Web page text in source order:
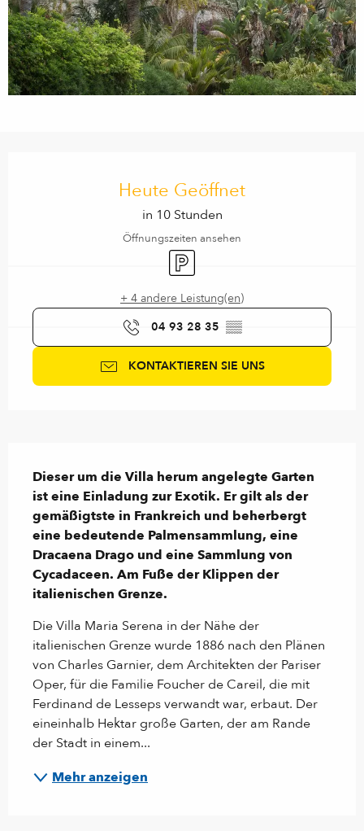
Heute Geöffnet
in 10 Stunden
Öffnungszeiten ansehen
Parkplatz
+ 4 andere Leistung(en)
04 93 28 35 ▒▒
KONTAKTIEREN SIE UNS
Dieser um die Villa herum angelegte Garten
ist eine Einladung zur Exotik. Er gilt als der
gemäßigtste in Frankreich und beherbergt
eine bedeutende Palmensammlung, eine
Dracaena Drago und eine Sammlung von
Cycadaceen. Am Fuße der Klippen der
italienischen Grenze.
Die Villa Maria Serena in der Nähe der
italienischen Grenze wurde 1886 nach den Plänen
von Charles Garnier, dem Architekten der Pariser
Oper, für die Familie Foucher de Careil, die mit
Ferdinand de Lesseps verwandt war, erbaut. Der
eineinhalb Hektar große Garten, der am Rande
der Stadt in einem...
Mehr anzeigen